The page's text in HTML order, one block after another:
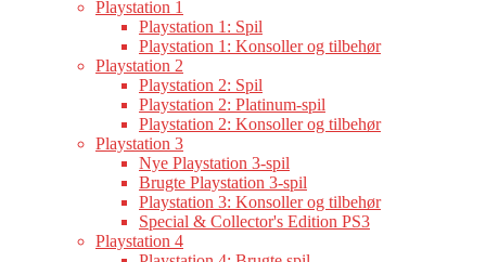
Playstation 1
Playstation 1: Spil
Playstation 1: Konsoller og tilbehør
Playstation 2
Playstation 2: Spil
Playstation 2: Platinum-spil
Playstation 2: Konsoller og tilbehør
Playstation 3
Nye Playstation 3-spil
Brugte Playstation 3-spil
Playstation 3: Konsoller og tilbehør
Special & Collector's Edition PS3
Playstation 4